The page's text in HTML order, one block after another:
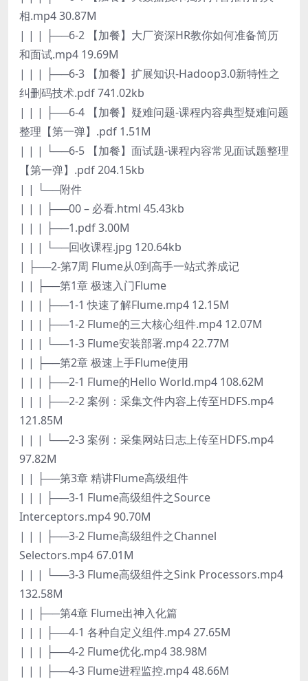
相.mp4 30.87M
| | | ├──6-2 【加餐】大厂资深HR教你如何准备简历
和面试.mp4 19.69M
| | | ├──6-3 【加餐】扩展知识-Hadoop3.0新特性之
纠删码技术.pdf 741.02kb
| | | ├──6-4 【加餐】疑难问题-课程内容典型疑难问题
整理【第一弹】.pdf 1.51M
| | | └──6-5 【加餐】面试题-课程内容常见面试题整理
【第一弹】.pdf 204.15kb
| | └──附件
| | | ├──00 – 必看.html 45.43kb
| | | ├──1.pdf 3.00M
| | | └──回收课程.jpg 120.64kb
| ├──2-第7周 Flume从0到高手一站式养成记
| | ├──第1章 极速入门Flume
| | | ├──1-1 快速了解Flume.mp4 12.15M
| | | ├──1-2 Flume的三大核心组件.mp4 12.07M
| | | └──1-3 Flume安装部署.mp4 22.77M
| | ├──第2章 极速上手Flume使用
| | | ├──2-1 Flume的Hello World.mp4 108.62M
| | | ├──2-2 案例：采集文件内容上传至HDFS.mp4
121.85M
| | | └──2-3 案例：采集网站日志上传至HDFS.mp4
97.82M
| | ├──第3章 精讲Flume高级组件
| | | ├──3-1 Flume高级组件之Source
Interceptors.mp4 90.70M
| | | ├──3-2 Flume高级组件之Channel
Selectors.mp4 67.01M
| | | └──3-3 Flume高级组件之Sink Processors.mp4
132.58M
| | ├──第4章 Flume出神入化篇
| | | ├──4-1 各种自定义组件.mp4 27.65M
| | | ├──4-2 Flume优化.mp4 38.98M
| | | ├──4-3 Flume进程监控.mp4 48.66M